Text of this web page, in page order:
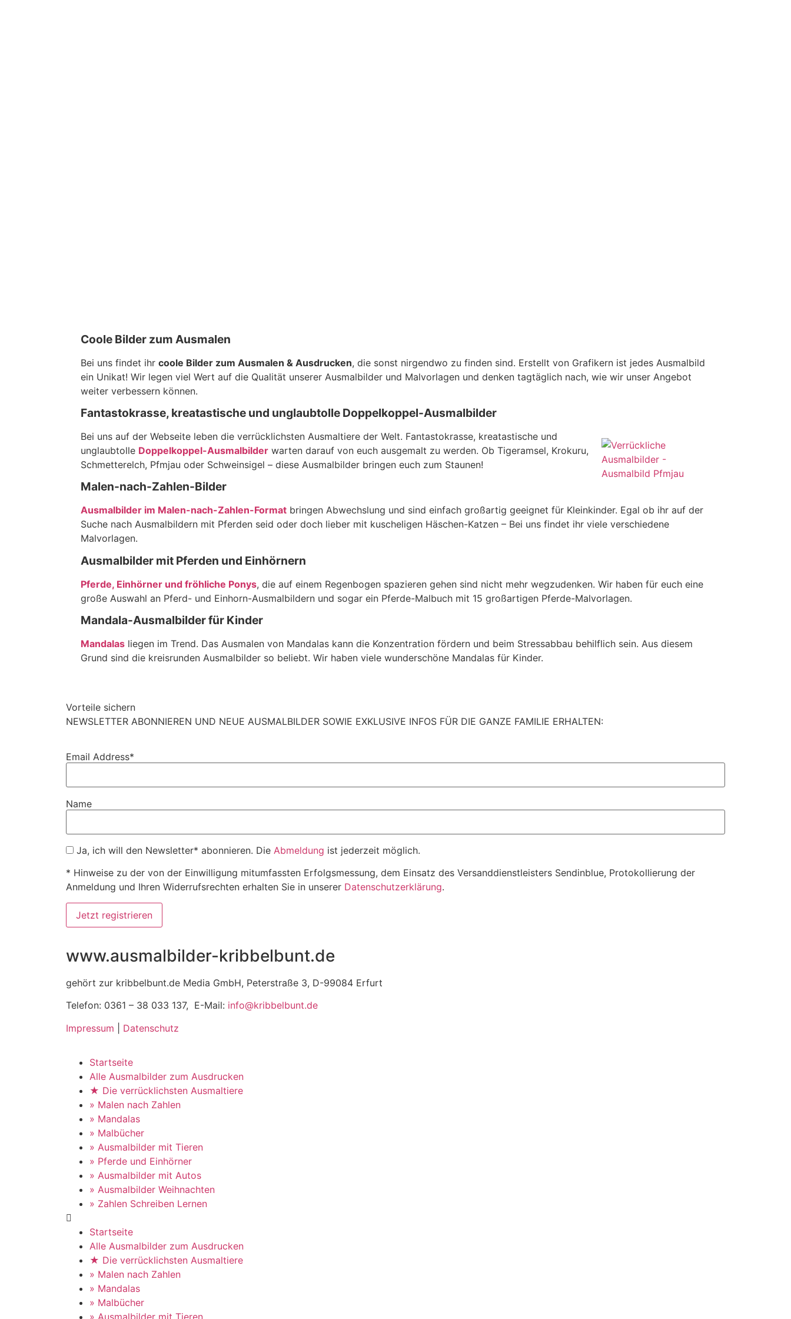
Coole Bilder zum Ausmalen
Bei uns findet ihr coole Bilder zum Ausmalen & Ausdrucken, die sonst nirgendwo zu finden sind. Erstellt von Grafikern ist jedes Ausmalbild
ein Unikat! Wir legen viel Wert auf die Qualität unserer Ausmalbilder und Malvorlagen und denken tagtäglich nach, wie wir unser Angebot
weiter verbessern können.
Fantastokrasse, kreatastische und unglaubtolle Doppelkoppel-Ausmalbilder
Bei uns auf der Webseite leben die verrücklichsten Ausmaltiere der Welt. Fantastokrasse, kreatastische und
unglaubtolle Doppelkoppel-Ausmalbilder warten darauf von euch ausgemalt zu werden. Ob Tigeramsel, Krokuru,
Schmetterelch, Pfmjau oder Schweinsigel – diese Ausmalbilder bringen euch zum Staunen!
Malen-nach-Zahlen-Bilder
Ausmalbilder im Malen-nach-Zahlen-Format bringen Abwechslung und sind einfach großartig geeignet für Kleinkinder. Egal ob ihr auf der
Suche nach Ausmalbildern mit Pferden seid oder doch lieber mit kuscheligen Häschen-Katzen – Bei uns findet ihr viele verschiedene
Malvorlagen.
Ausmalbilder mit Pferden und Einhörnern
Pferde, Einhörner und fröhliche Ponys, die auf einem Regenbogen spazieren gehen sind nicht mehr wegzudenken. Wir haben für euch eine
große Auswahl an Pferd- und Einhorn-Ausmalbildern und sogar ein Pferde-Malbuch mit 15 großartigen Pferde-Malvorlagen.
Mandala-Ausmalbilder für Kinder
Mandalas liegen im Trend. Das Ausmalen von Mandalas kann die Konzentration fördern und beim Stressabbau behilflich sein. Aus diesem
Grund sind die kreisrunden Ausmalbilder so beliebt. Wir haben viele wunderschöne Mandalas für Kinder.
Vorteile sichern
NEWSLETTER ABONNIEREN UND NEUE AUSMALBILDER SOWIE EXKLUSIVE INFOS FÜR DIE GANZE FAMILIE ERHALTEN:
Email Address*
Name
Ja, ich will den Newsletter* abonnieren. Die Abmeldung ist jederzeit möglich.
* Hinweise zu der von der Einwilligung mitumfassten Erfolgsmessung, dem Einsatz des Versanddienstleisters Sendinblue, Protokollierung der
Anmeldung und Ihren Widerrufsrechten erhalten Sie in unserer Datenschutzerklärung.
www.ausmalbilder-kribbelbunt.de
gehört zur kribbelbunt.de Media GmbH, Peterstraße 3, D-99084 Erfurt
Telefon: 0361 – 38 033 137, E-Mail: info@kribbelbunt.de
Impressum
Datenschutz
Startseite
Alle Ausmalbilder zum Ausdrucken
★ Die verrücklichsten Ausmaltiere
» Malen nach Zahlen
» Mandalas
» Malbücher
» Ausmalbilder mit Tieren
» Pferde und Einhörner
» Ausmalbilder mit Autos
» Ausmalbilder Weihnachten
» Zahlen Schreiben Lernen
Startseite
Alle Ausmalbilder zum Ausdrucken
★ Die verrücklichsten Ausmaltiere
» Malen nach Zahlen
» Mandalas
» Malbücher